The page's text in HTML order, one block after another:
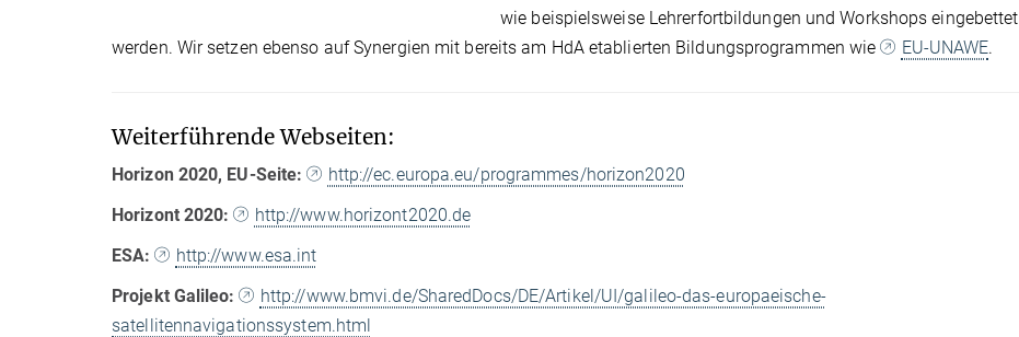
wie beispielsweise Lehrerfortbildungen und Workshops eingebettet
werden. Wir setzen ebenso auf Synergien mit bereits am HdA etablierten Bildungsprogrammen wie
EU-UNAWE.
Weiterführende Webseiten:
Horizon 2020, EU-Seite:
http://ec.europa.eu/programmes/horizon2020
Horizont 2020:
http://www.horizont2020.de
ESA:
http://www.esa.int
Projekt Galileo:
http://www.bmvi.de/SharedDocs/DE/Artikel/UI/galileo-das-europaeische-
satellitennavigationssystem.html